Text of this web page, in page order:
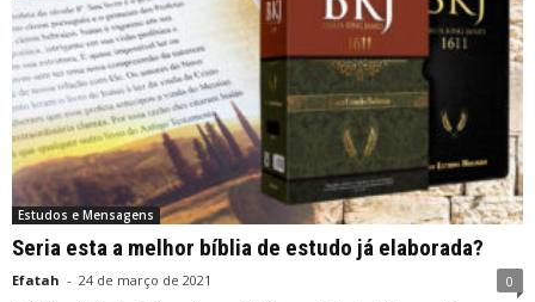
Estudos e Mensagens
Seria esta a melhor bíblia de estudo já elaborada?
Efatah - 24 de março de 2021 0